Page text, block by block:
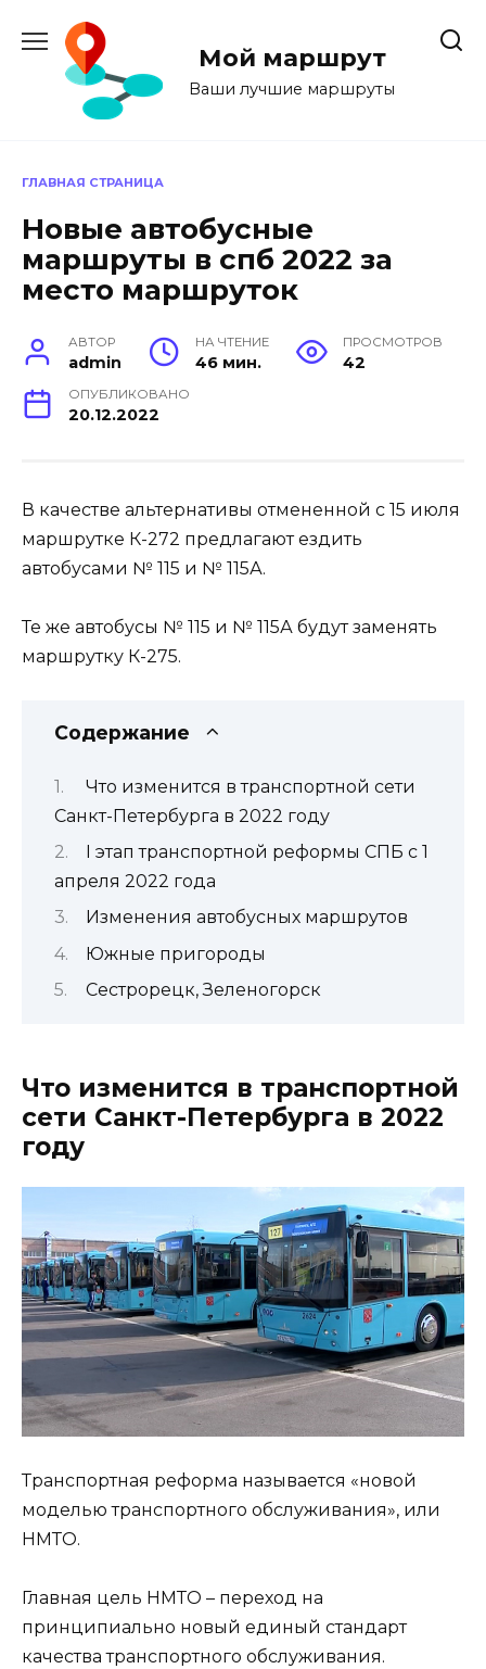
содержанию
Мой маршрут
Ваши лучшие маршруты
ГЛАВНАЯ СТРАНИЦА
Новые автобусные
маршруты в спб 2022 за
место маршруток
АВТОР
admin
НА ЧТЕНИЕ
46 мин.
ПРОСМОТРОВ
42
ОПУБЛИКОВАНО
20.12.2022
В качестве альтернативы отмененной с 15 июля
маршрутке К-272 предлагают ездить
автобусами № 115 и № 115А.
Те же автобусы № 115 и № 115А будут заменять
маршрутку К-275.
Содержание
Что изменится в транспортной сети
Санкт-Петербурга в 2022 году
I этап транспортной реформы СПБ с 1
апреля 2022 года
Изменения автобусных маршрутов
Южные пригороды
Сестрорецк, Зеленогорск
Что изменится в транспортной
сети Санкт-Петербурга в 2022
году
Транспортная реформа называется «новой
моделью транспортного обслуживания», или
НМТО.
Главная цель НМТО – переход на
принципиально новый единый стандарт
качества транспортного обслуживания.